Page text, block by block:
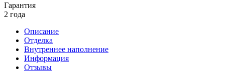
Гарантия
2 года
Описание
Отделка
Внутреннее наполнение
Информация
Отзывы